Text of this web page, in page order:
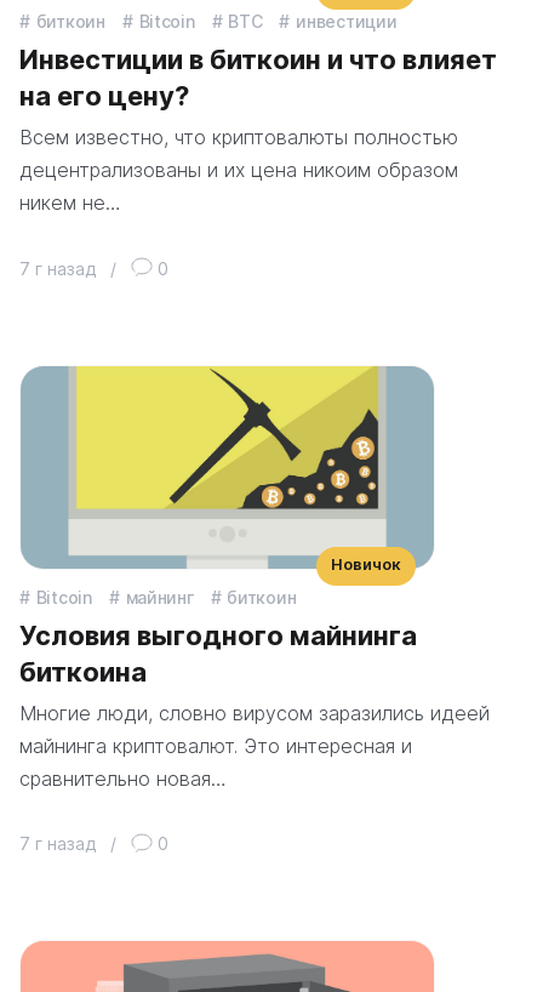
биткоин Bitcoin BTC инвестиции
Инвестиции в биткоин и что влияет
на его цену?
Всем известно, что криптовалюты полностью
децентрализованы и их цена никоим образом
никем не…
7 г назад / 0
Bitcoin майнинг биткоин
Условия выгодного майнинга
биткоина
Многие люди, словно вирусом заразились идеей
майнинга криптовалют. Это интересная и
сравнительно новая…
7 г назад / 0
Новичок